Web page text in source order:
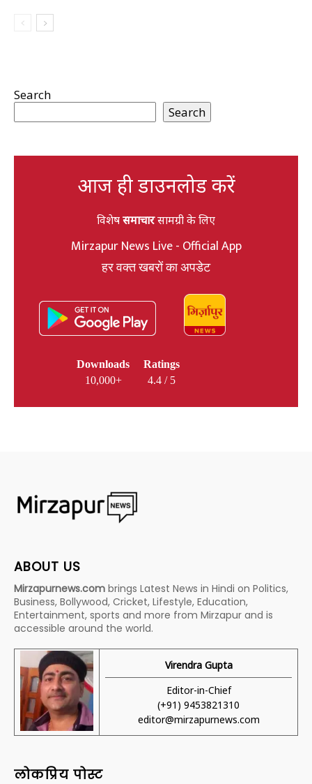
Search
Search
आज ही डाउनलोड करें
विशेषसमाचारसामग्री के लिए
Mirzapur News Live - Official App
हर वक्त खबरों का अपडेट
Downloads
10,000+
Ratings
4.4 / 5
ABOUT US
Mirzapurnews.com brings Latest News in Hindi on Politics,
Business, Bollywood, Cricket, Lifestyle, Education,
Entertainment, sports and more from Mirzapur and is
accessible around the world.
Virendra Gupta
Editor-in-Chief
(+91) 9453821310
editor@mirzapurnews.com
लोकप्रिय पोस्ट